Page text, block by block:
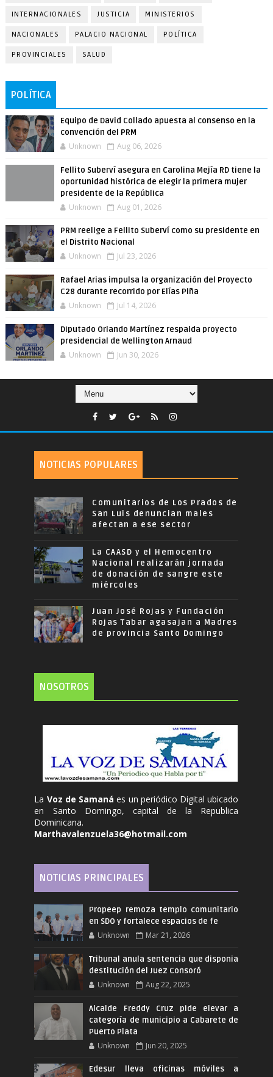
INTERNACIONALES JUSTICIA MINISTERIOS
NACIONALES PALACIO NACIONAL POLÍTICA
PROVINCIALES SALUD
POLÍTICA
Equipo de David Collado apuesta al consenso en la
convención del PRM
Unknown Aug 06, 2026
Fellito Suberví asegura en Carolina Mejía RD tiene la
oportunidad histórica de elegir la primera mujer
presidente de la República
Unknown Aug 01, 2026
PRM reelige a Fellito Suberví como su presidente en
el Distrito Nacional
Unknown Jul 23, 2026
Rafael Arias impulsa la organización del Proyecto
C28 durante recorrido por Elías Piña
Unknown Jul 14, 2026
Diputado Orlando Martínez respalda proyecto
presidencial de Wellington Arnaud
Unknown Jun 30, 2026
NOTICIAS POPULARES
Comunitarios de Los Prados de
San Luis denuncian males
afectan a ese sector
La CAASD y el Hemocentro
Nacional realizarán jornada
de donación de sangre este
miércoles
Juan José Rojas y Fundación
Rojas Tabar agasajan a Madres
de provincia Santo Domingo
NOSOTROS
La Voz de Samanáes un periódico Digital ubicado
en Santo Domingo, capital de la Republica
Dominicana.
Marthavalenzuela36@hotmail.com
NOTICIAS PRINCIPALES
Propeep remoza templo comunitario
en SDO y fortalece espacios de fe
Unknown Mar 21, 2026
Tribunal anula sentencia que disponia
destitución del Juez Consoró
Unknown Aug 22, 2025
Alcalde Freddy Cruz pide elevar a
categoría de municipio a Cabarete de
Puerto Plata
Unknown Jun 20, 2025
Edesur lleva oficinas móviles a